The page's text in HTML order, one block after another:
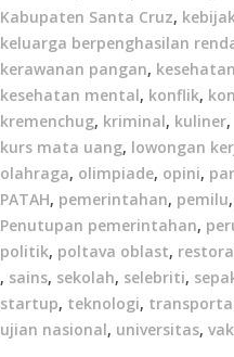
Kabupaten Santa Cruz,
keluarga berpenghasilan
kerawanan pangan, kesehatan
kesehatan mental, konflik,
kremenchug, kriminal, kuliner,
kurs mata uang, lowongan
olahraga, olimpiade, opini,
PATAH, pemerintahan, pemilu,
Penutupan pemerintahan,
politik, poltava oblast,
, sains, sekolah, selebriti,
startup, teknologi,
ujian nasional, universitas,